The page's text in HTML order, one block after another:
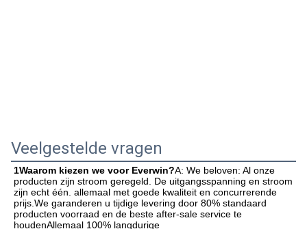
Veelgestelde vragen
1Waarom kiezen we voor Everwin?A: We beloven: Al onze
producten zijn stroom geregeld. De uitgangsspanning en stroom
zijn echt één. allemaal met goede kwaliteit en concurrerende
prijs.We garanderen u tijdige levering door 80% standaard
producten voorraad en de beste after-sale service te
houdenAllemaal 100% langdurige